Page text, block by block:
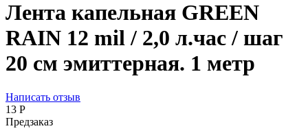
Лента капельная GREEN
RAIN 12 mil / 2,0 л.час / шаг
20 см эмиттерная. 1 метр
Написать отзыв
‍13‍ Р
Предзаказ